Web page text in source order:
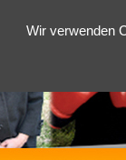
Wir verwenden